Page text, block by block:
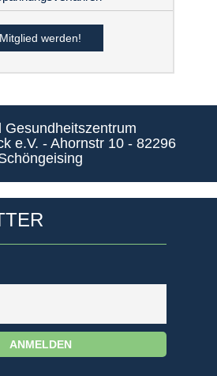
Mitglied werden!
Gesundheitszentrum
e.V. - Ahornstr 10 - 82296